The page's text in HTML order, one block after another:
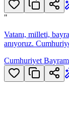
"
Vatanı, milleti,
anıyoruz.
Cumhuriyet